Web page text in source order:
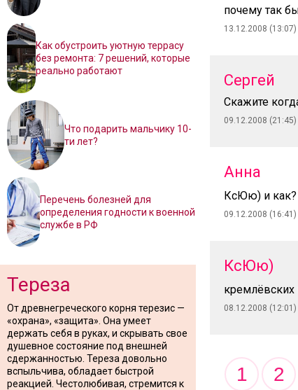
Как обустроить уютную террасу
без ремонта: 7 решений, которые
реально работают
Что подарить мальчику 10-
ти лет?
Перечень болезней для
определения годности к военной
службе в РФ
Тереза
От древнегреческого корня терезис —
«охрана», «защита». Она умеет
держать себя в руках, и скрывать свое
душевное состояние под внешней
сдержанностью. Тереза довольно
вспыльчива, обладает быстрой
реакцией. Честолюбивая, стремится к
почему так
13.12.2008 (13:07)
Сергей
Скажите
09.12.2008 (21:45)
Анна
КсЮю) и
09.12.2008 (16:41)
КсЮю)
кремлёвских
08.12.2008 (12:01)
1 2